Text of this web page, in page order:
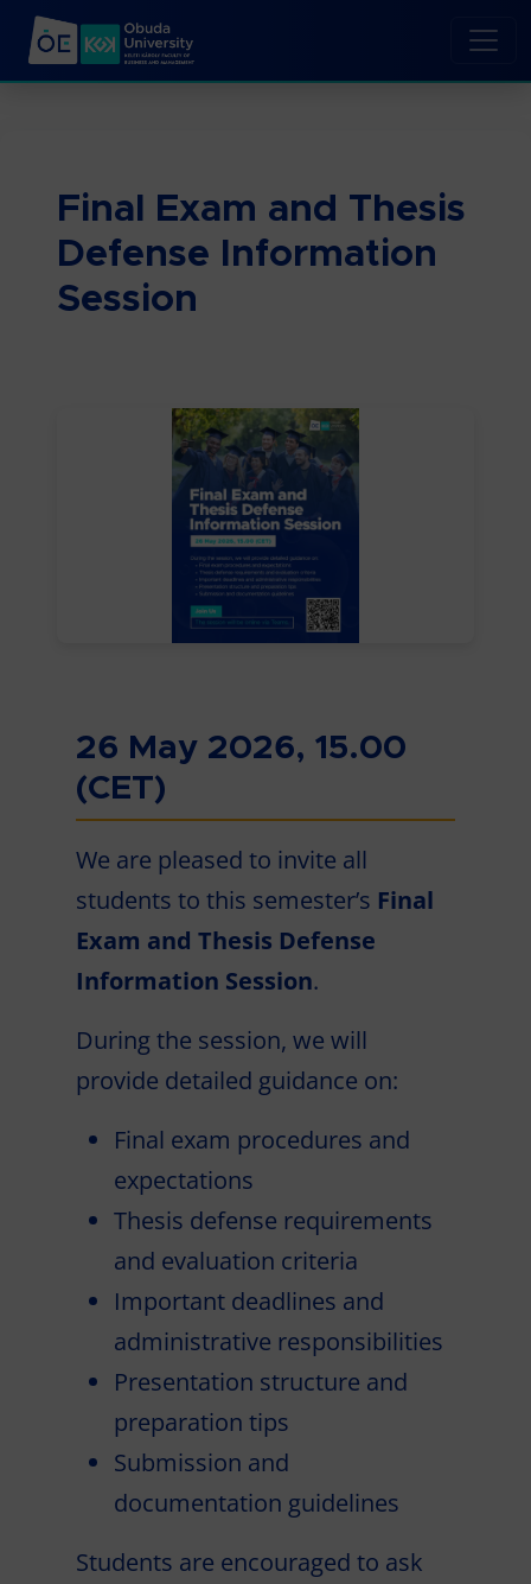
Final Exam and Thesis
Defense Information
Session
26 May 2026, 15.00
(CET)
We are pleased to invite all
students to this semester’s Final
Exam and Thesis Defense
Information Session.
During the session, we will
provide detailed guidance on:
Final exam procedures and
expectations
Thesis defense requirements
and evaluation criteria
Important deadlines and
administrative responsibilities
Presentation structure and
preparation tips
Submission and
documentation guidelines
Students are encouraged to ask